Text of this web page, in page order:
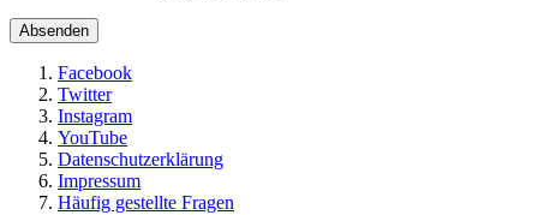
Facebook
Twitter
Instagram
YouTube
Datenschutzerklärung
Impressum
Häufig gestellte Fragen